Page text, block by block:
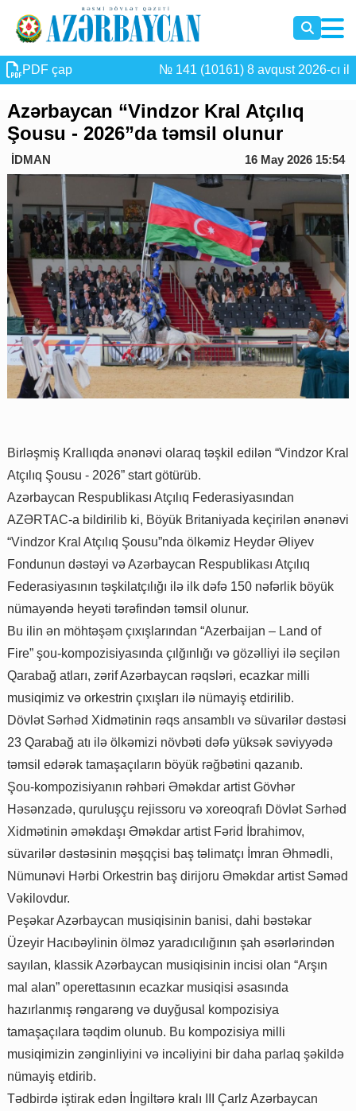
PDF çap № 141 (10161) 8 avqust 2026-cı il
Azərbaycan “Vindzor Kral Atçılıq
Şousu - 2026”da təmsil olunur
İDMAN 16 May 2026 15:54
Birləşmiş Krallıqda ənənəvi olaraq təşkil edilən “Vindzor Kral
Atçılıq Şousu - 2026” start götürüb.
Azərbaycan Respublikası Atçılıq Federasiyasından
AZƏRTAC-a bildirilib ki, Böyük Britaniyada keçirilən ənənəvi
“Vindzor Kral Atçılıq Şousu”nda ölkəmiz Heydər Əliyev
Fondunun dəstəyi və Azərbaycan Respublikası Atçılıq
Federasiyasının təşkilatçılığı ilə ilk dəfə 150 nəfərlik böyük
nümayəndə heyəti tərəfindən təmsil olunur.
Bu ilin ən möhtəşəm çıxışlarından “Azerbaijan – Land of
Fire” şou-kompozisiyasında çılğınlığı və gözəlliyi ilə seçilən
Qarabağ atları, zərif Azərbaycan rəqsləri, ecazkar milli
musiqimiz və orkestrin çıxışları ilə nümayiş etdirilib.
Dövlət Sərhəd Xidmətinin rəqs ansamblı və süvarilər dəstəsi
23 Qarabağ atı ilə ölkəmizi növbəti dəfə yüksək səviyyədə
təmsil edərək tamaşaçıların böyük rəğbətini qazanıb.
Şou-kompozisiyanın rəhbəri Əməkdar artist Gövhər
Həsənzadə, quruluşçu rejissoru və xoreoqrafı Dövlət Sərhəd
Xidmətinin əməkdaşı Əməkdar artist Fərid İbrahimov,
süvarilər dəstəsinin məşqçisi baş təlimatçı İmran Əhmədli,
Nümunəvi Hərbi Orkestrin baş dirijoru Əməkdar artist Səməd
Vəkilovdur.
Peşəkar Azərbaycan musiqisinin banisi, dahi bəstəkar
Üzeyir Hacıbəylinin ölməz yaradıcılığının şah əsərlərindən
sayılan, klassik Azərbaycan musiqisinin incisi olan “Arşın
mal alan” operettasının ecazkar musiqisi əsasında
hazırlanmış rəngarəng və duyğusal kompozisiya
tamaşaçılara təqdim olunub. Bu kompozisiya milli
musiqimizin zənginliyini və incəliyini bir daha parlaq şəkildə
nümayiş etdirib.
Tədbirdə iştirak edən İngiltərə kralı III Çarlz Azərbaycan